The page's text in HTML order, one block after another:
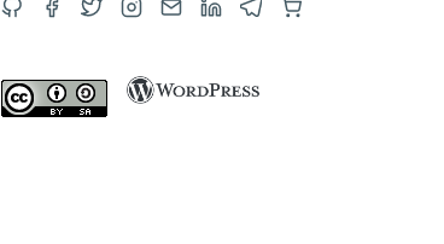
Obre
en
Obre
Facebook
en
Obre
Twitter
en
Obre
en
una
Contacta
electrònic
Obre
en
Obre
en
Compra